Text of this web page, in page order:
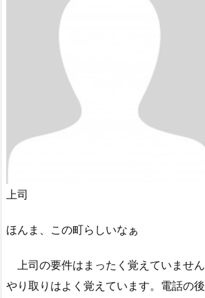
上司
ほんま、この町らしいなぁ
上司の要件はまったく覚えていませ
やり取りはよく覚えています。電話の